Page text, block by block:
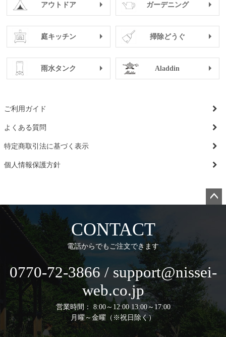
アウトドア ガーデニング
庭キッチン 掃除どうぐ
雨水タンク Aladdin
ご利用ガイド
よくある質問
特定商取引法に基づく表示
個人情報保護方針
CONTACT
電話からでもご注文できます
0770-72-3866 / support@nissei-
web.co.jp
営業時間： 8:00～12:00 13:00～17:00
月曜～金曜（※祝日除く）